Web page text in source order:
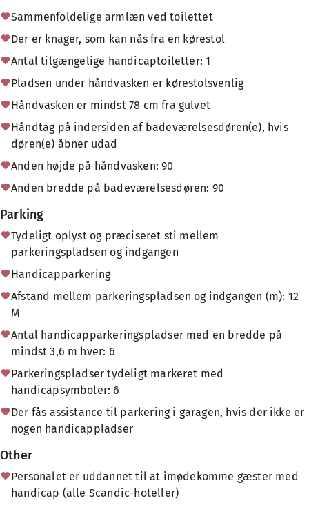
Sammenfoldelige armlæn ved toilettet
Der er knager, som kan nås fra en kørestol
Antal tilgængelige handicaptoiletter: 1
Pladsen under håndvasken er kørestolsvenlig
Håndvasken er mindst 78 cm fra gulvet
Håndtag på indersiden af badeværelsesdøren(e), hvis
døren(e) åbner udad
Anden højde på håndvasken: 90
Anden bredde på badeværelsesdøren: 90
Parking
Tydeligt oplyst og præciseret sti mellem
parkeringspladsen og indgangen
Handicapparkering
Afstand mellem parkeringspladsen og indgangen (m): 12
M
Antal handicapparkeringspladser med en bredde på
mindst 3,6 m hver: 6
Parkeringspladser tydeligt markeret med
handicapsymboler: 6
Der fås assistance til parkering i garagen, hvis der ikke er
nogen handicappladser
Other
Personalet er uddannet til at imødekomme gæster med
handicap (alle Scandic-hoteller)